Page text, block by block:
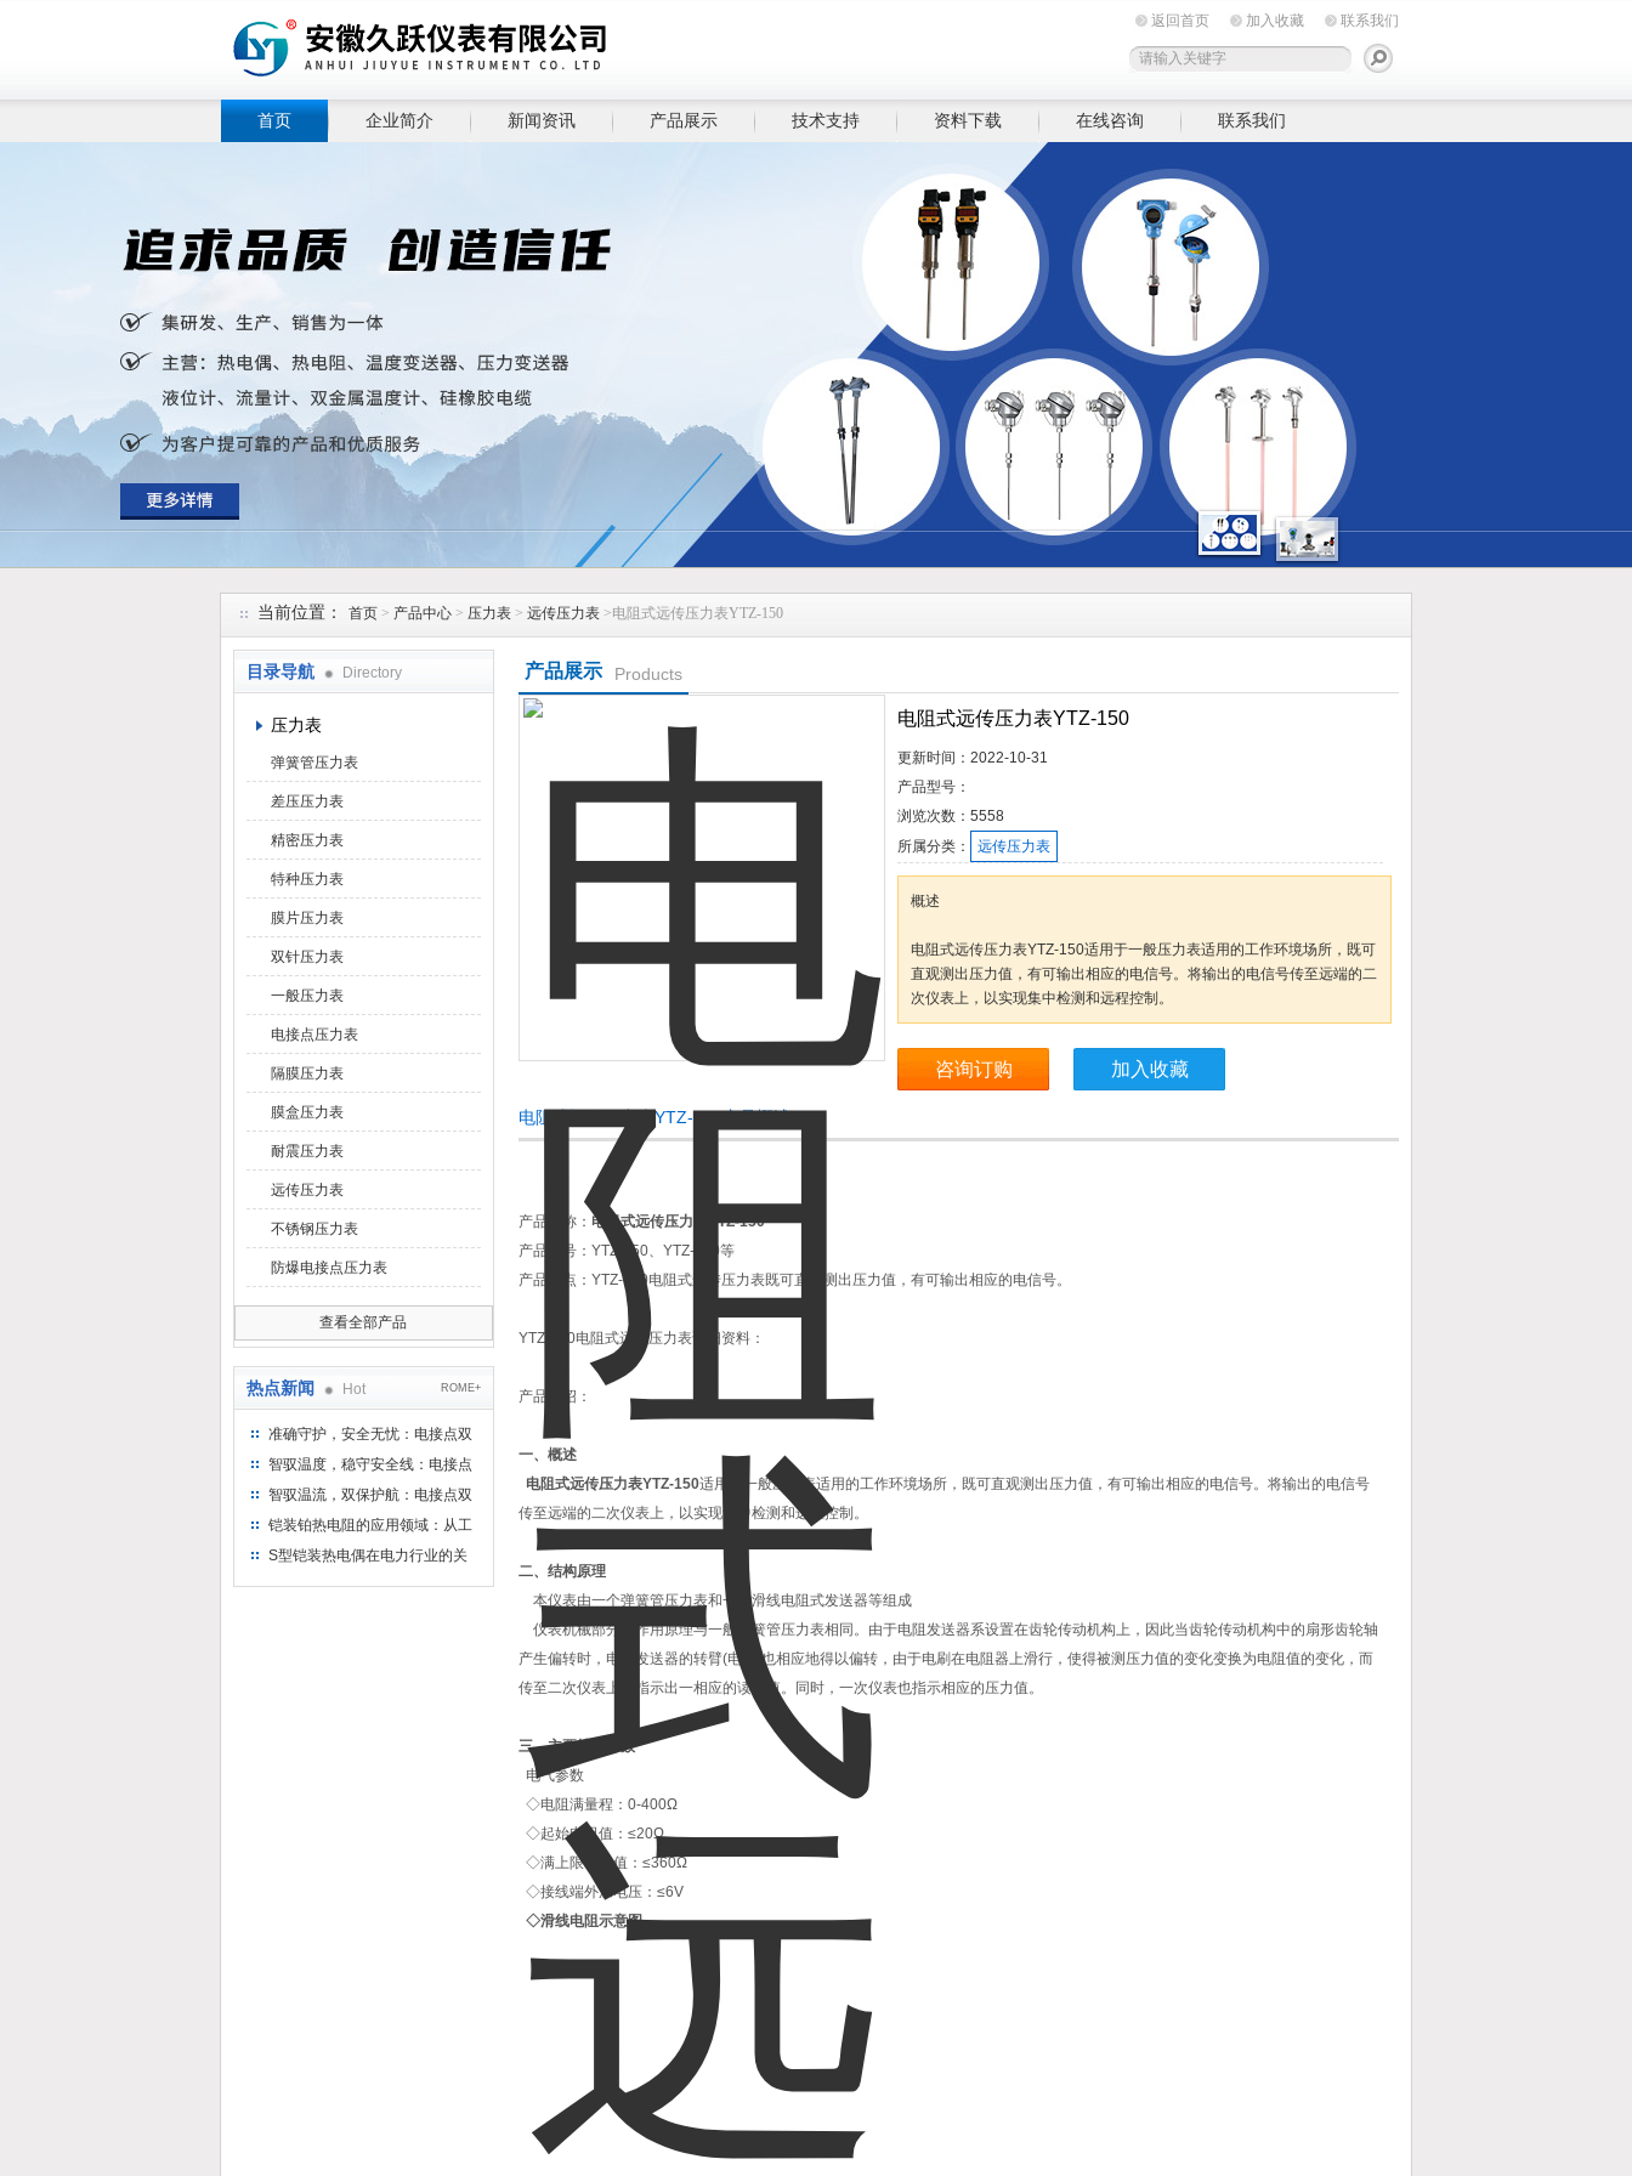
安徽久跃仪表有限公司
返回首页 加入收藏 联系我们
首页 企业简介 新闻资讯 产品展示 技术支持 资料下载 在线咨询 联系我们
当前位置： 首页 > 产品中心 > 压力表 > 远传压力表 >电阻式远传压力表YTZ-150
目录导航 Directory
压力表
弹簧管压力表
差压压力表
精密压力表
特种压力表
膜片压力表
双针压力表
一般压力表
电接点压力表
隔膜压力表
膜盒压力表
耐震压力表
远传压力表
不锈钢压力表
防爆电接点压力表
查看全部产品
热点新闻 Hot ROME+
准确守护，安全无忧：电接点双
金属温度计——测温新选择
智驭温度，稳守安全线：电接点
双金属温度计的创新守护
智驭温流，双保护航：电接点双
金属温度计在工业领域的革新应
铠装铂热电阻的应用领域：从工
业到科研，无所不在的温度测量
S型铠装热电偶在电力行业的关
产品展示 Products
电阻式远传压力表YTZ-150
更新时间： 2022-10-31
产品型号：
浏览次数： 5558
所属分类：
远传压力表
概述
电阻式远传压力表YTZ-150适用于一般压力表适用的工作环境场所，既可
直观测出压力值，有可输出相应的电信号。将输出的电信号传至远端的二
次仪表上，以实现集中检测和远程控制。
咨询订购 加入收藏
电阻式远传压力表YTZ-150产品概述：
产品名称： 电阻式远传压力表YTZ-150
产品型号： YTZ-150、YTZ-100等
产品特点： YTZ-150电阻式远传压力表既可直观测出压力值，有可输出相应的电信号。
YTZ-150电阻式远传压力表详细资料：
产品介绍：
一、概述
电阻式远传压力表YTZ-150适用于一般压力表适用的工作环境场所，既可直观测出压力值，有可输出相应的电信号。将输出的电信号
传至远端的二次仪表上，以实现集中检测和远程控制。
二、结构原理
本仪表由一个弹簧管压力表和一个滑线电阻式发送器等组成
仪表机械部分的作用原理与一般弹簧管压力表相同。由于电阻发送器系设置在齿轮传动机构上，因此当齿轮传动机构中的扇形齿轮轴
产生偏转时，电阻发送器的转臂(电刷)也相应地得以偏转，由于电刷在电阻器上滑行，使得被测压力值的变化变换为电阻值的变化，而
传至二次仪表上，指示出一相应的读数值。同时，一次仪表也指示相应的压力值。
三、主要技术参数
电气参数
◇电阻满量程：0-400Ω
◇起始电阻值：≤20Ω
◇满上限电阻值：≤360Ω
◇接线端外加电压：≤6V
◇滑线电阻示意图